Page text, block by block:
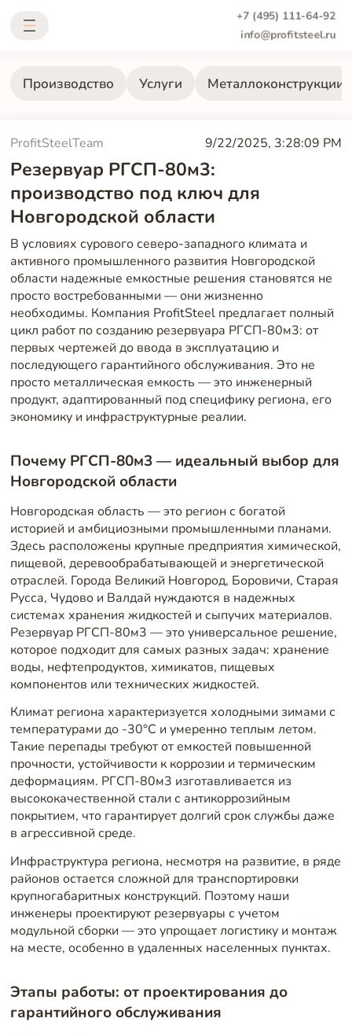
+7 (495) 111-64-92
info@profitsteel.ru
Производство Услуги Металлоконструкции
ProfitSteelTeam 9/22/2025, 3:28:09 PM
Резервуар РГСП-80м3:
производство под ключ для
Новгородской области
В условиях сурового северо-западного климата и
активного промышленного развития Новгородской
области надежные емкостные решения становятся не
просто востребованными — они жизненно
необходимы. Компания ProfitSteel предлагает полный
цикл работ по созданию резервуара РГСП-80м3: от
первых чертежей до ввода в эксплуатацию и
последующего гарантийного обслуживания. Это не
просто металлическая емкость — это инженерный
продукт, адаптированный под специфику региона, его
экономику и инфраструктурные реалии.
Почему РГСП-80м3 — идеальный выбор для
Новгородской области
Новгородская область — это регион с богатой
историей и амбициозными промышленными планами.
Здесь расположены крупные предприятия химической,
пищевой, деревообрабатывающей и энергетической
отраслей. Города Великий Новгород, Боровичи, Старая
Русса, Чудово и Валдай нуждаются в надежных
системах хранения жидкостей и сыпучих материалов.
Резервуар РГСП-80м3 — это универсальное решение,
которое подходит для самых разных задач: хранение
воды, нефтепродуктов, химикатов, пищевых
компонентов или технических жидкостей.
Климат региона характеризуется холодными зимами с
температурами до -30°C и умеренно теплым летом.
Такие перепады требуют от емкостей повышенной
прочности, устойчивости к коррозии и термическим
деформациям. РГСП-80м3 изготавливается из
высококачественной стали с антикоррозийным
покрытием, что гарантирует долгий срок службы даже
в агрессивной среде.
Инфраструктура региона, несмотря на развитие, в ряде
районов остается сложной для транспортировки
крупногабаритных конструкций. Поэтому наши
инженеры проектируют резервуары с учетом
модульной сборки — это упрощает логистику и монтаж
на месте, особенно в удаленных населенных пунктах.
Этапы работы: от проектирования до
гарантийного обслуживания